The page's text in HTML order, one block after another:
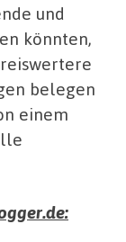
und
könnten,
belegen
einem